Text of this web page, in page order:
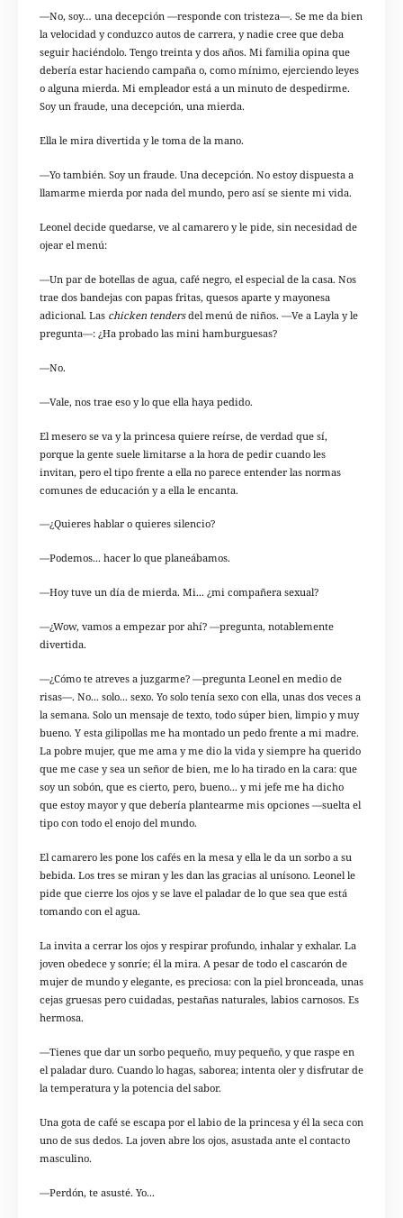
—No, soy… una decepción —responde con tristeza—. Se me da bien
la velocidad y conduzco autos de carrera, y nadie cree que deba
seguir haciéndolo. Tengo treinta y dos años. Mi familia opina que
debería estar haciendo campaña o, como mínimo, ejerciendo leyes
o alguna mierda. Mi empleador está a un minuto de despedirme.
Soy un fraude, una decepción, una mierda.
Ella le mira divertida y le toma de la mano.
—Yo también. Soy un fraude. Una decepción. No estoy dispuesta a
llamarme mierda por nada del mundo, pero así se siente mi vida.
Leonel decide quedarse, ve al camarero y le pide, sin necesidad de
ojear el menú:
—Un par de botellas de agua, café negro, el especial de la casa. Nos
trae dos bandejas con papas fritas, quesos aparte y mayonesa
adicional. Las chicken tendersdel menú de niños. —Ve a Layla y le
pregunta—: ¿Ha probado las mini hamburguesas?
—No.
—Vale, nos trae eso y lo que ella haya pedido.
El mesero se va y la princesa quiere reírse, de verdad que sí,
porque la gente suele limitarse a la hora de pedir cuando les
invitan, pero el tipo frente a ella no parece entender las normas
comunes de educación y a ella le encanta.
—¿Quieres hablar o quieres silencio?
—Podemos... hacer lo que planeábamos.
—Hoy tuve un día de mierda. Mi... ¿mi compañera sexual?
—¿Wow, vamos a empezar por ahí? —pregunta, notablemente
divertida.
—¿Cómo te atreves a juzgarme? —pregunta Leonel en medio de
risas—. No... solo... sexo. Yo solo tenía sexo con ella, unas dos veces a
la semana. Solo un mensaje de texto, todo súper bien, limpio y muy
bueno. Y esta gilipollas me ha montado un pedo frente a mi madre.
La pobre mujer, que me ama y me dio la vida y siempre ha querido
que me case y sea un señor de bien, me lo ha tirado en la cara: que
soy un sobón, que es cierto, pero, bueno... y mi jefe me ha dicho
que estoy mayor y que debería plantearme mis opciones —suelta el
tipo con todo el enojo del mundo.
El camarero les pone los cafés en la mesa y ella le da un sorbo a su
bebida. Los tres se miran y les dan las gracias al unísono. Leonel le
pide que cierre los ojos y se lave el paladar de lo que sea que está
tomando con el agua.
La invita a cerrar los ojos y respirar profundo, inhalar y exhalar. La
joven obedece y sonríe; él la mira. A pesar de todo el cascarón de
mujer de mundo y elegante, es preciosa: con la piel bronceada, unas
cejas gruesas pero cuidadas, pestañas naturales, labios carnosos. Es
hermosa.
—Tienes que dar un sorbo pequeño, muy pequeño, y que raspe en
el paladar duro. Cuando lo hagas, saborea; intenta oler y disfrutar de
la temperatura y la potencia del sabor.
Una gota de café se escapa por el labio de la princesa y él la seca con
uno de sus dedos. La joven abre los ojos, asustada ante el contacto
masculino.
—Perdón, te asusté. Yo...